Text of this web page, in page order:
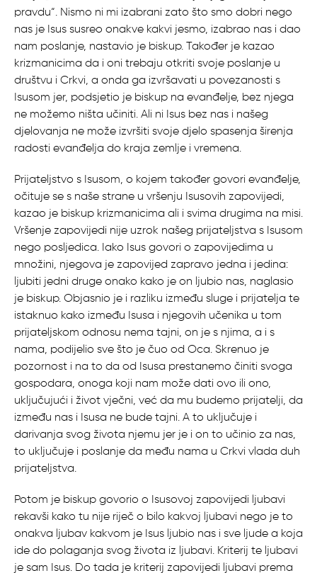
pravdu“. Nismo ni mi izabrani zato što smo dobri nego
nas je Isus susreo onakve kakvi jesmo, izabrao nas i dao
nam poslanje, nastavio je biskup. Također je kazao
krizmanicima da i oni trebaju otkriti svoje poslanje u
društvu i Crkvi, a onda ga izvršavati u povezanosti s
Isusom jer, podsjetio je biskup na evanđelje, bez njega
ne možemo ništa učiniti. Ali ni Isus bez nas i našeg
djelovanja ne može izvršiti svoje djelo spasenja širenja
radosti evanđelja do kraja zemlje i vremena.
Prijateljstvo s Isusom, o kojem također govori evanđelje,
očituje se s naše strane u vršenju Isusovih zapovijedi,
kazao je biskup krizmanicima ali i svima drugima na misi.
Vršenje zapovijedi nije uzrok našeg prijateljstva s Isusom
nego posljedica. Iako Isus govori o zapovijedima u
množini, njegova je zapovijed zapravo jedna i jedina:
ljubiti jedni druge onako kako je on ljubio nas, naglasio
je biskup. Objasnio je i razliku između sluge i prijatelja te
istaknuo kako između Isusa i njegovih učenika u tom
prijateljskom odnosu nema tajni, on je s njima, a i s
nama, podijelio sve što je čuo od Oca. Skrenuo je
pozornost i na to da od Isusa prestanemo činiti svoga
gospodara, onoga koji nam može dati ovo ili ono,
uključujući i život vječni, već da mu budemo prijatelji, da
između nas i Isusa ne bude tajni. A to uključuje i
darivanja svog života njemu jer je i on to učinio za nas,
to uključuje i poslanje da među nama u Crkvi vlada duh
prijateljstva.
Potom je biskup govorio o Isusovoj zapovijedi ljubavi
rekavši kako tu nije riječ o bilo kakvoj ljubavi nego je to
onakva ljubav kakvom je Isus ljubio nas i sve ljude a koja
ide do polaganja svog života iz ljubavi. Kriterij te ljubavi
je sam Isus. Do tada je kriterij zapovijedi ljubavi prema